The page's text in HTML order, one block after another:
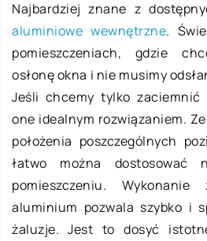
Najbardziej znane z
aluminiowe wewnętrzne.
pomieszczeniach, gdzie
osłonę okna i nie musimy
Jeśli chcemy tylko zaciemnić
one idealnym rozwiązaniem.
położenia poszczególnych
łatwo można dostosować
pomieszczeniu.
aluminium pozwala szybko i
żaluzje. Jest to dosyć